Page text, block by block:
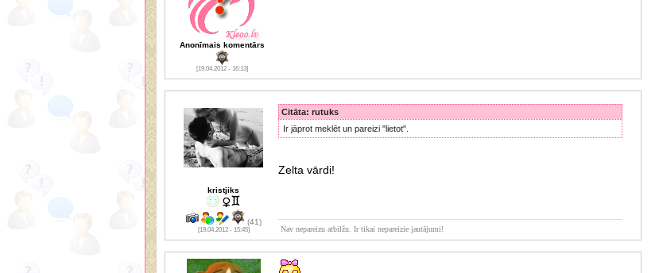
Anonīmais komentārs
[19.04.2012 - 16:13]
kristjiks
(41)
[19.04.2012 - 15:45]
Citāta: rutuks
Ir jāprot meklēt un pareizi "lietot".
Zelta vārdi!
Nav nepareizu atbilžu. Ir tikai nepareizie jautājumi!